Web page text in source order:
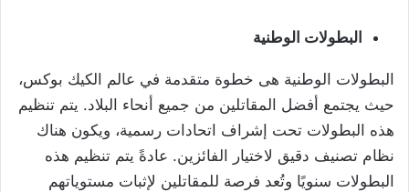
البطولات الوطنية
البطولات الوطنية هى خطوة متقدمة في عالم الكيك بوكس،
حيث يجتمع أفضل المقاتلين من جميع أنحاء البلاد. يتم تنظيم
هذه البطولات تحت إشراف اتحادات رسمية، ويكون هناك
نظام تصنيف دقيق لاختيار الفائزين. عادةً يتم تنظيم هذه
البطولات سنويًا وتُعد فرصة للمقاتلين لإثبات مستوياتهم